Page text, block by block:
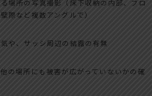
場所の写真撮影（床下収納の内部、フロ
際など複数アングルで）
や、サッシ周辺の結露の有無
の場所にも被害が広がっていないかの確